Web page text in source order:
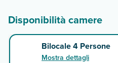
Disponibilità camere
Bilocale 4 Persone
Mostra dettagli